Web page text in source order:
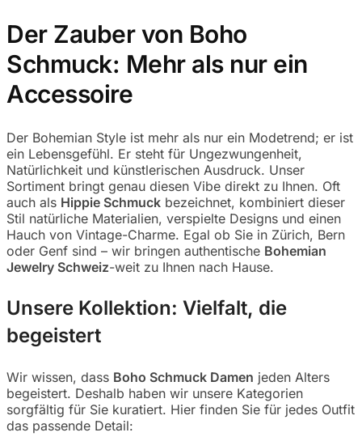
Der Zauber von Boho
Schmuck: Mehr als nur ein
Accessoire
Der Bohemian Style ist mehr als nur ein Modetrend; er ist
ein Lebensgefühl. Er steht für Ungezwungenheit,
Natürlichkeit und künstlerischen Ausdruck. Unser
Sortiment bringt genau diesen Vibe direkt zu Ihnen. Oft
auch als Hippie Schmuck bezeichnet, kombiniert dieser
Stil natürliche Materialien, verspielte Designs und einen
Hauch von Vintage-Charme. Egal ob Sie in Zürich, Bern
oder Genf sind – wir bringen authentische Bohemian
Jewelry Schweiz-weit zu Ihnen nach Hause.
Unsere Kollektion: Vielfalt, die
begeistert
Wir wissen, dass Boho Schmuck Damen jeden Alters
begeistert. Deshalb haben wir unsere Kategorien
sorgfältig für Sie kuratiert. Hier finden Sie für jedes Outfit
das passende Detail: